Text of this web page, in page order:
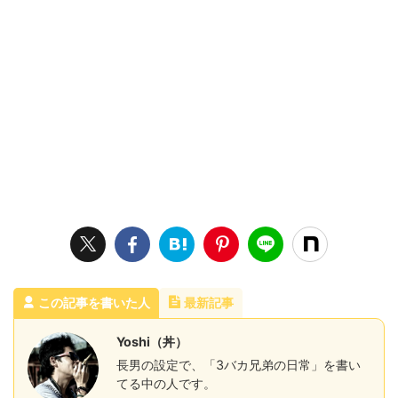
この記事を書いた人 最新記事
Yoshi（丼）
長男の設定で、「3バカ兄弟の日常」を書い
てる中の人です。